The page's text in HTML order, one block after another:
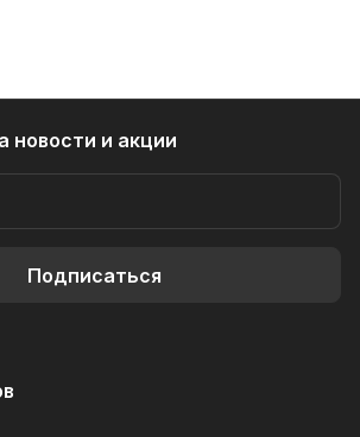
новости и акции
Подписаться